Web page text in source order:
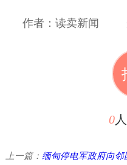
作者：读卖新闻
0
上一篇： 缅甸停电军政府向邻